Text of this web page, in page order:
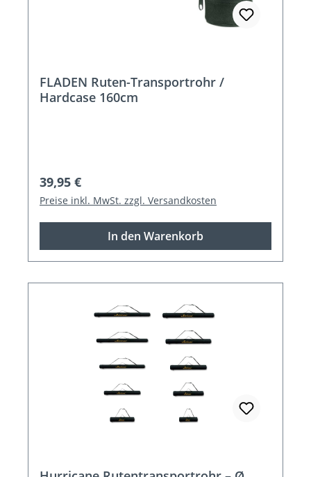
FLADEN Ruten-Transportrohr /
Hardcase 160cm
Regulärer Preis:
39,95 €
Preise inkl. MwSt. zzgl. Versandkosten
In den Warenkorb